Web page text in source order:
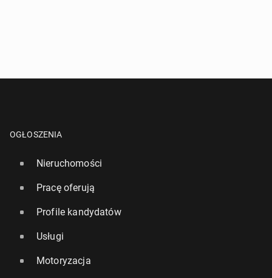
OGŁOSZENIA
Nieruchomości
Pracę oferują
Profile kandydatów
Usługi
Motoryzacja